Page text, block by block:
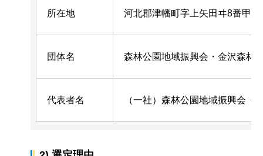
所在地 河北郡津幡町字上矢田ヰ8番甲
団体名 森林公園地域振興会・金沢森林
代表者名 （一社）森林公園地域振興会